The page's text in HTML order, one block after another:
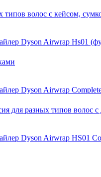
Dyson Airwrap Hs01
Dyson Airwrap
Dyson Airwrap HS01